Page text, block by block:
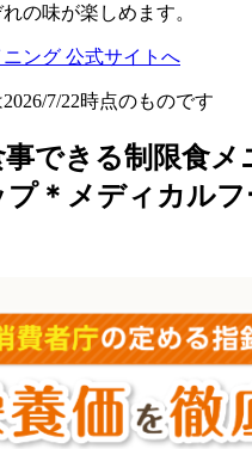
の味が楽しめます。
ング 公式サイトへ
7/22時点のものです
できる制限食メ
プ＊メディカル